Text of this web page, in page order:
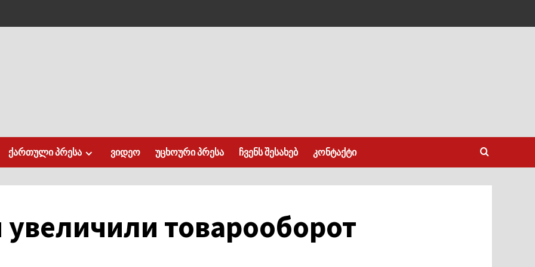
ქართული პრესა ვიდეო უცხოური პრესა ჩვენს შესახებ კონტაქტი
увеличили товарооборот